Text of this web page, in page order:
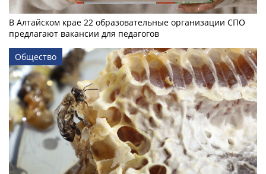
В Алтайском крае 22 образовательные организации СПО
предлагают вакансии для педагогов
Общество